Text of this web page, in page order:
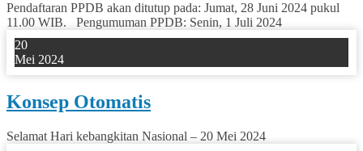
Pendaftaran PPDB akan ditutup pada: Jumat, 28 Juni 2024 pukul
11.00 WIB. Pengumuman PPDB: Senin, 1 Juli 2024
20
Mei 2024
Konsep Otomatis
Selamat Hari kebangkitan Nasional – 20 Mei 2024